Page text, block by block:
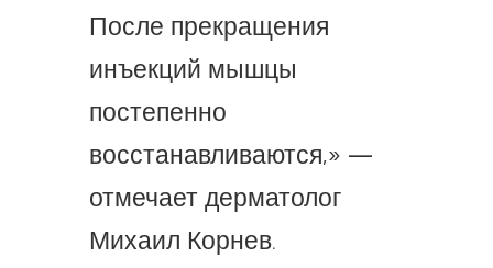
После прекращения
инъекций мышцы
постепенно
восстанавливаются,» —
отмечает дерматолог
Михаил Корнев.